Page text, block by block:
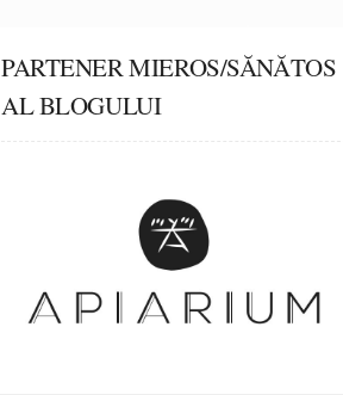
PARTENER MIEROS/SĂNĂTOS
AL BLOGULUI